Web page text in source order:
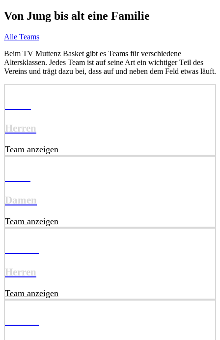
Von Jung bis alt eine Familie
Alle Teams
Beim TV Muttenz Basket gibt es Teams für verschiedene
Altersklassen. Jedes Team ist auf seine Art ein wichtiger Teil des
Vereins und trägt dazu bei, dass auf und neben dem Feld etwas läuft.
Herren
Team anzeigen
Damen
Team anzeigen
Herren
Team anzeigen